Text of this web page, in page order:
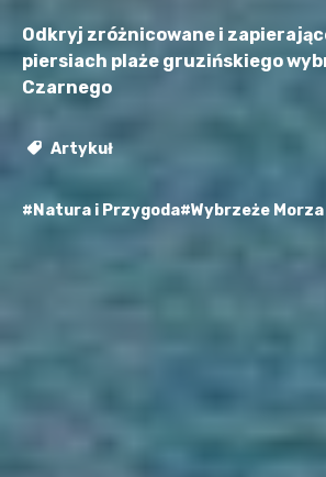
Odkryj zróżnicowane i
piersiach plaże gruzińskiego
Czarnego
Artykuł
#Natura i Przygoda#Wybrzeże